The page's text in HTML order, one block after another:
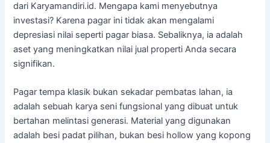
dari Karyamandiri.id. Mengapa kami menyebutnya
investasi? Karena pagar ini tidak akan mengalami
depresiasi nilai seperti pagar biasa. Sebaliknya, ia adalah
aset yang meningkatkan nilai jual properti Anda secara
signifikan.
Pagar tempa klasik bukan sekadar pembatas lahan, ia
adalah sebuah karya seni fungsional yang dibuat untuk
bertahan melintasi generasi. Material yang digunakan
adalah besi padat pilihan, bukan besi hollow yang kopong